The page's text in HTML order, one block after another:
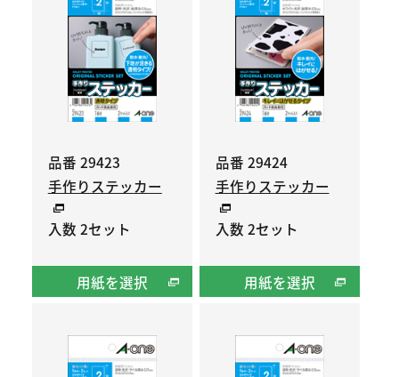
品番 29423
手作りステッカー
入数 2セット
用紙を選択
品番 29424
手作りステッカー
入数 2セット
用紙を選択